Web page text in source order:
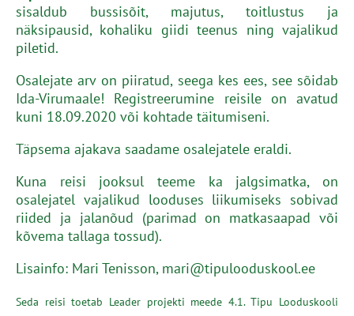
sisaldub bussisõit, majutus, toitlustus ja
näksipausid, kohaliku giidi teenus ning vajalikud
piletid.
Osalejate arv on piiratud, seega kes ees, see sõidab
Ida-Virumaale! Registreerumine reisile on avatud
kuni 18.09.2020 või kohtade täitumiseni.
Täpsema ajakava saadame osalejatele eraldi.
Kuna reisi jooksul teeme ka jalgsimatka, on
osalejatel vajalikud looduses liikumiseks sobivad
riided ja jalanõud (parimad on matkasaapad või
kõvema tallaga tossud).
Lisainfo: Mari Tenisson, mari@tipulooduskool.ee
Seda reisi toetab Leader projekti meede 4.1. Tipu Looduskooli